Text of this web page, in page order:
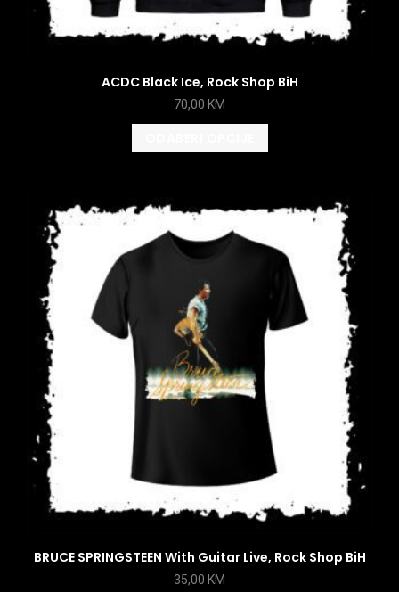
ACDC Black Ice, Rock Shop BiH
70,00 KM
BRUCE SPRINGSTEEN With Guitar Live, Rock Shop BiH
35,00 KM